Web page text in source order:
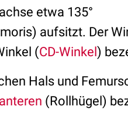
etwa 135°
aufsitzt. Der
(CD-Winkel)
Hals und
(Rollhügel)